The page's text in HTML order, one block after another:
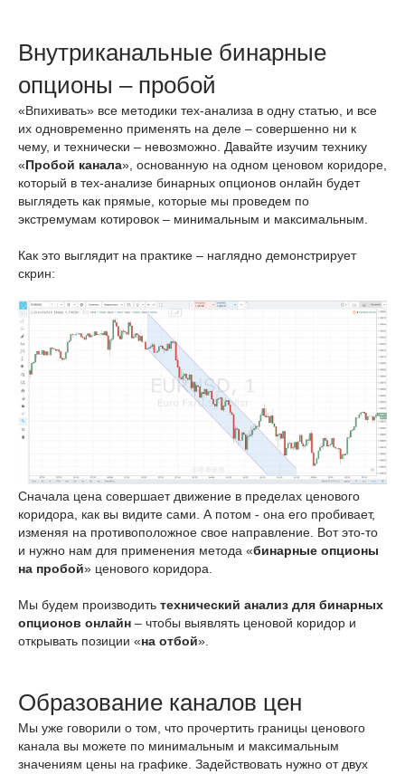
Внутриканальные бинарные
опционы – пробой
«Впихивать» все методики тех-анализа в одну статью, и все
их одновременно применять на деле – совершенно ни к
чему, и технически – невозможно. Давайте изучим технику
«Пробой канала», основанную на одном ценовом коридоре,
который в тех-анализе бинарных опционов онлайн будет
выглядеть как прямые, которые мы проведем по
экстремумам котировок – минимальным и максимальным.
Как это выглядит на практике – наглядно демонстрирует
скрин:
Сначала цена совершает движение в пределах ценового
коридора, как вы видите сами. А потом - она его пробивает,
изменяя на противоположное свое направление. Вот это-то
и нужно нам для применения метода «бинарные опционы
на пробой» ценового коридора.
Мы будем производить технический анализ для бинарных
опционов онлайн – чтобы выявлять ценовой коридор и
открывать позиции «на отбой».
Образование каналов цен
Мы уже говорили о том, что прочертить границы ценового
канала вы можете по минимальным и максимальным
значениям цены на графике. Задействовать нужно от двух